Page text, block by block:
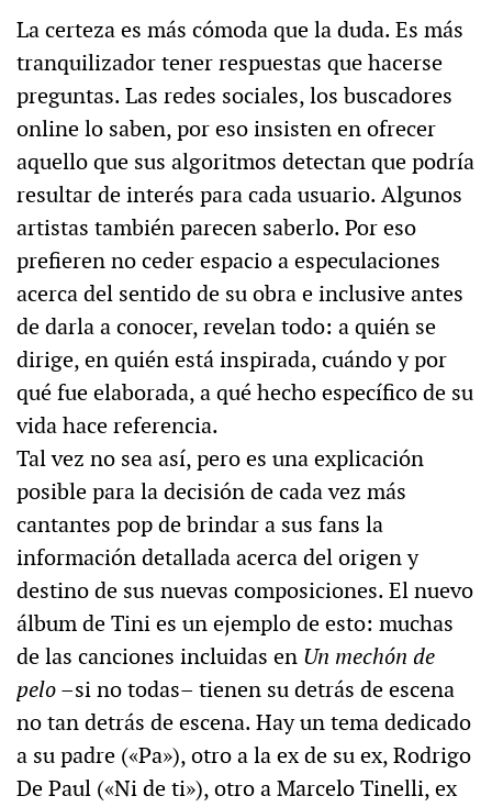
La certeza es más cómoda que la duda. Es más
tranquilizador tener respuestas que hacerse
preguntas. Las redes sociales, los buscadores
online lo saben, por eso insisten en ofrecer
aquello que sus algoritmos detectan que podría
resultar de interés para cada usuario. Algunos
artistas también parecen saberlo. Por eso
prefieren no ceder espacio a especulaciones
acerca del sentido de su obra e inclusive antes
de darla a conocer, revelan todo: a quién se
dirige, en quién está inspirada, cuándo y por
qué fue elaborada, a qué hecho específico de su
vida hace referencia.
Tal vez no sea así, pero es una explicación
posible para la decisión de cada vez más
cantantes pop de brindar a sus fans la
información detallada acerca del origen y
destino de sus nuevas composiciones. El nuevo
álbum de Tini es un ejemplo de esto: muchas
de las canciones incluidas en Un mechón de
pelo–si no todas– tienen su detrás de escena
no tan detrás de escena. Hay un tema dedicado
a su padre («Pa»), otro a la ex de su ex, Rodrigo
De Paul («Ni de ti»), otro a Marcelo Tinelli, ex